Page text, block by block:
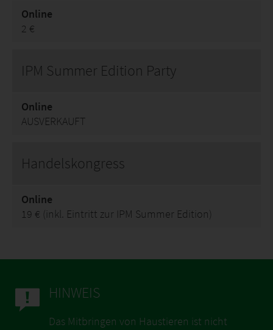
Online
2 €
IPM Summer Edition Party
Online
AUSVERKAUFT
Handelskongress
Online
19 € (inkl. Eintritt zur IPM Summer Edition)
HINWEIS
Das Mitbringen von Haustieren ist nicht